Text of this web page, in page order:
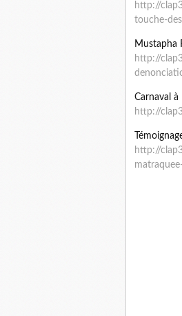
http://
touche-
Mustapha
http://
Carnaval
http://
http://